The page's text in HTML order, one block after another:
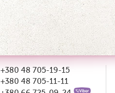
+380 48 705-19-15
+380 48 705-11-11